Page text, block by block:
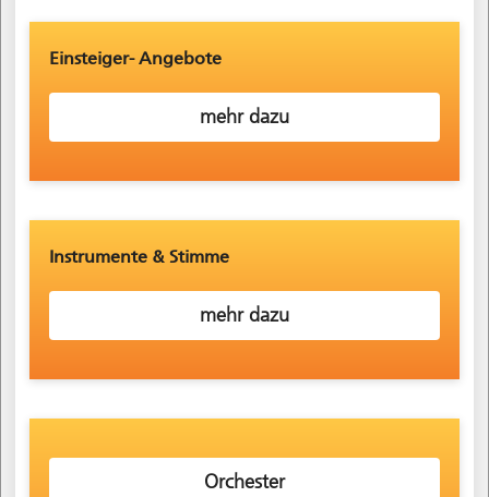
Einsteiger- Angebote
mehr dazu
Instrumente & Stimme
mehr dazu
Orchester